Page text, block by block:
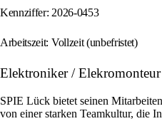
Kennziffer: 2026-0453
Arbeitszeit: Vollzeit (unbefristet)
Elektroniker /
SPIE Lück bietet seinen
von einer starken Teamkultur, die